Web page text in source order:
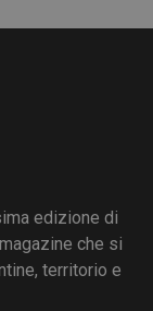
edizione di
che si
territorio e